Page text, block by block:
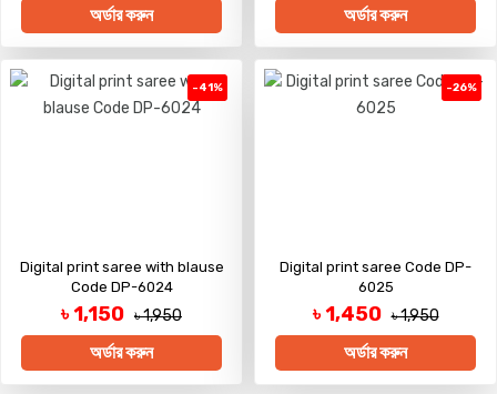
অর্ডার করুন অর্ডার করুন
-41%
Digital print saree with blause
Code DP-6024
৳ 1,150 ৳ 1,950
অর্ডার করুন
-26%
Digital print saree Code DP-
6025
৳ 1,450 ৳ 1,950
অর্ডার করুন